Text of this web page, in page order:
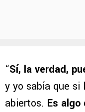
“Sí, la verdad,
y yo sabía que si
abiertos. Es algo